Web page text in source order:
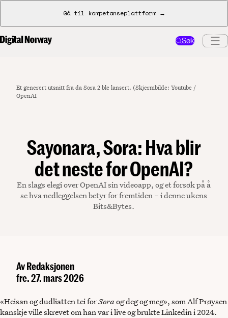
Gå til kompetanseplattform →
Søk
Et generert utsnitt fra da Sora 2 ble lansert. (Skjermbilde: Youtube /
OpenAI
Sayonara, Sora: Hva blir
det neste for OpenAI?
En slags elegi over OpenAI sin videoapp, og et forsøk på å
se hva nedleggelsen betyr for fremtiden – i denne ukens
Bits&Bytes.
AvRedaksjonen
fre. 27. mars 2026
«Heisan og dudliatten tei forSoraog deg og meg», som Alf Prøysen
kanskje ville skrevet om han var i live og brukte Linkedin i 2024.